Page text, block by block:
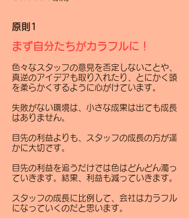
原則1
まず自分たちがカラフルに！
色々なスタッフの意見を否定しないことや、
真逆のアイデアも取り入れたり、とにかく頭
を柔らかくするように心がけています。
失敗がない環境は、小さな成果は出ても成長
はありません。
目先の利益よりも、スタッフの成長の方が遥
かに大切です。
目先の利益を追うだけでは色はどんどん濁っ
ていきます。結果、利益も減っていきます。
スタッフの成長に比例して、会社はカラフル
になっていくのだと思います。